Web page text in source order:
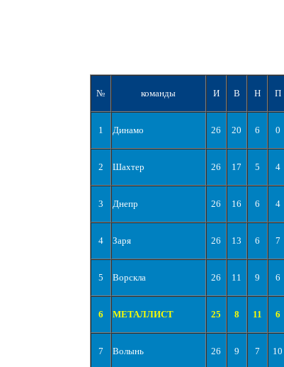
№ команды И В Н П
1 Динамо 26 20 6 0
2 Шахтер 26 17 5 4
3 Днепр 26 16 6 4
4 Заря 26 13 6 7
5 Ворскла 26 11 9 6
6 МЕТАЛЛИСТ 25 8 11 6
7 Волынь 26 9 7 10